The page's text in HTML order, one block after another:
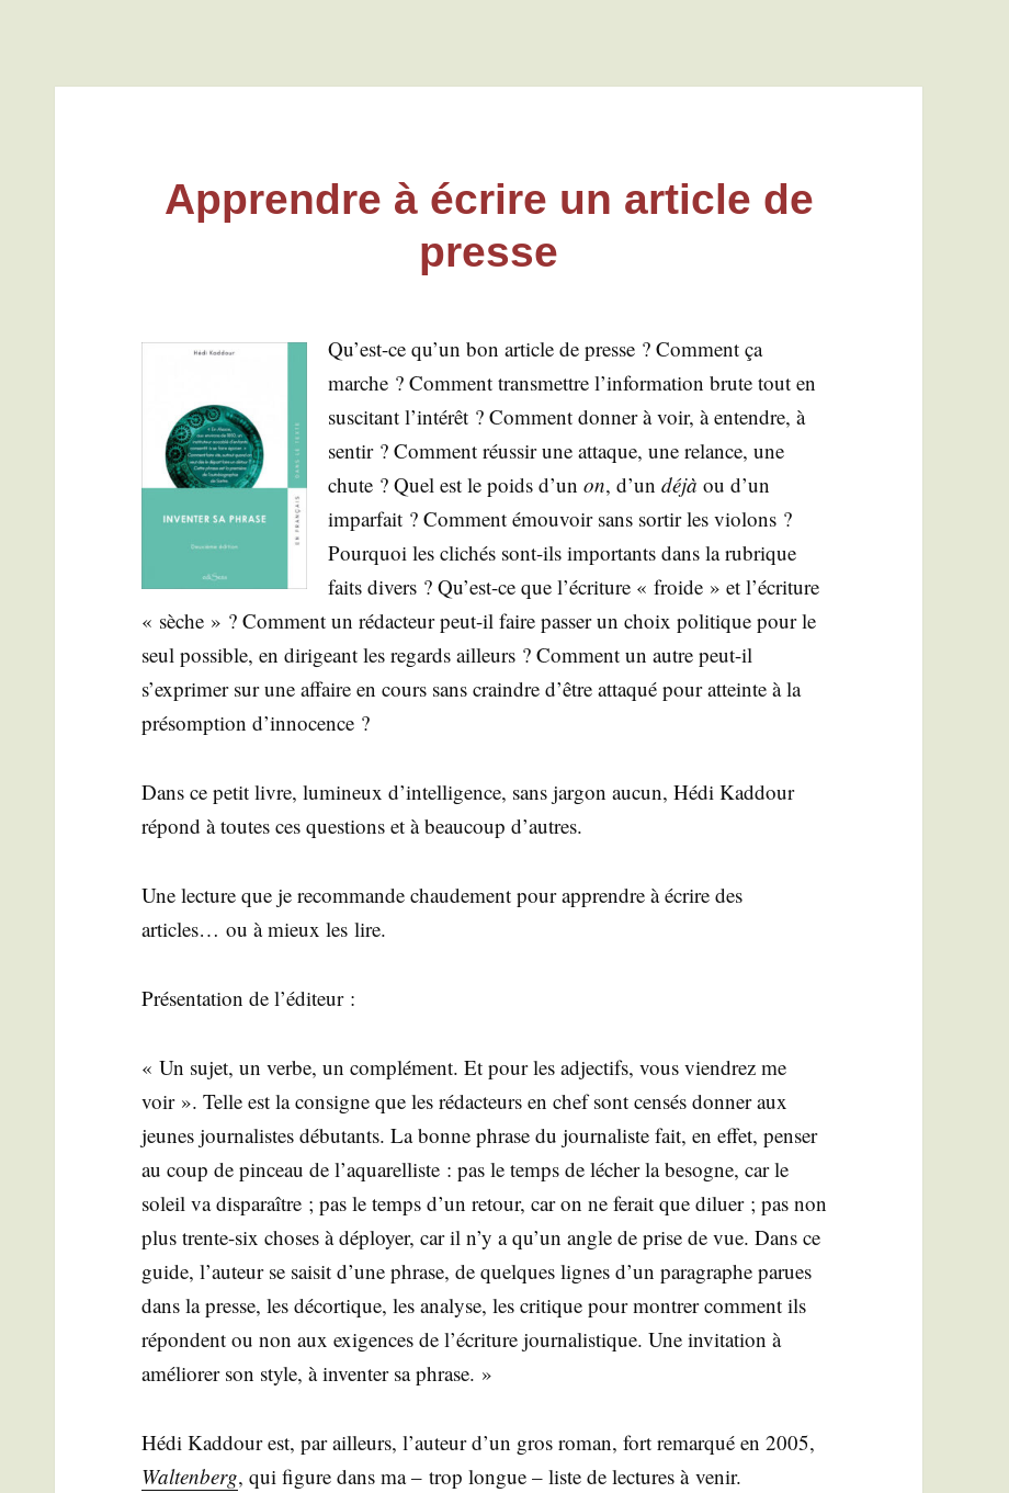
Apprendre à écrire un article de
presse
Qu’est-ce qu’un bon article de presse ? Com­ment ça
marche ? Com­ment trans­mettre l’information brute tout en
sus­ci­tant l’intérêt ? Com­ment don­ner à voir, à entendre, à
sen­tir ? Com­ment réus­sir une attaque, une relance, une
chute ? Quel est le poids d’unon, d’undéjà ou d’un
impar­fait ? Com­ment émou­voir sans sor­tir les vio­lons ?
Pour­quoi les cli­chés sont-ils impor­tants dans la rubrique
faits divers ? Qu’est-ce que l’écriture « froide » et l’écriture
« sèche » ? Com­ment un rédac­teur peut-il faire pas­ser un choix poli­tique pour le
seul pos­sible, en diri­geant les regards ailleurs ? Com­ment un autre peut-il
s’exprimer sur une affaire en cours sans craindre d’être atta­qué pour atteinte à la
pré­somp­tion d’innocence ?
Dans ce petit livre, lumi­neux d’intelligence, sans jar­gon aucun, Hédi Kad­dour
répond à toutes ces ques­tions et à beau­coup d’autres.
Une lec­ture que je recom­mande chau­de­ment pour apprendre à écrire des
articles… ou à mieux les lire.
Pré­sen­ta­tion de l’éditeur :
« Un sujet, un verbe, un com­plé­ment. Et pour les adjec­tifs, vous vien­drez me
voir ». Telle est la consigne que les rédac­teurs en chef sont cen­sés don­ner aux
jeunes jour­na­listes débu­tants. La bonne phrase du jour­na­liste fait, en effet, pen­ser
au coup de pin­ceau de l’aquarelliste : pas le temps de lécher la besogne, car le
soleil va dis­pa­raître ; pas le temps d’un retour, car on ne ferait que diluer ; pas non
plus trente-six choses à déployer, car il n’y a qu’un angle de prise de vue. Dans ce
guide, l’auteur se sai­sit d’une phrase, de quelques lignes d’un para­graphe parues
dans la presse, les décor­tique, les ana­lyse, les cri­tique pour mon­trer com­ment ils
répondent ou non aux exi­gences de l’écriture jour­na­lis­tique. Une invi­ta­tion à
amé­lio­rer son style, à inven­ter sa phrase. »
Hédi Kad­dour est, par ailleurs, l’au­teur d’un gros roman, fort remar­qué en 2005,
Wal­ten­berg, qui figure dans ma – trop longue – liste de lec­tures à venir.